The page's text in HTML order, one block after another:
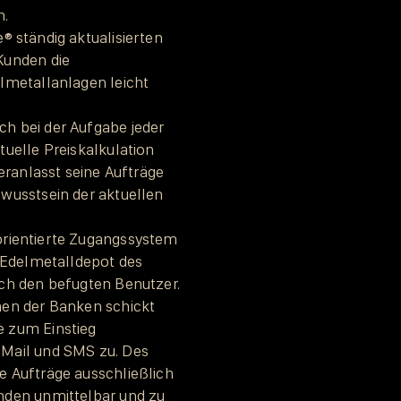
ständig aktualisierten
die
leicht
bei der Aufgabe jeder
Preiskalkulation
seine Aufträge
der aktuellen
Zugangssystem
des
den befugten Benutzer.
der Banken schickt
zum Einstieg
und SMS zu. Des
Aufträge ausschließlich
unmittelbar und zu